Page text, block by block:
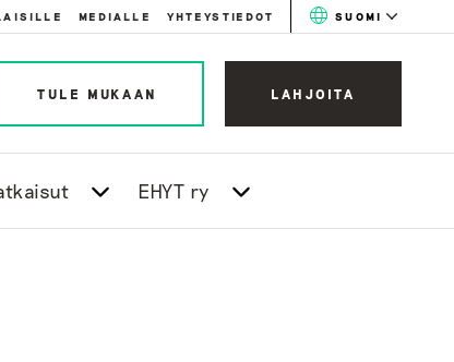
MEDIALLE YHTEYSTIEDOT SUOMI
TULE MUKAAN LAHJOITA
EHYT ry